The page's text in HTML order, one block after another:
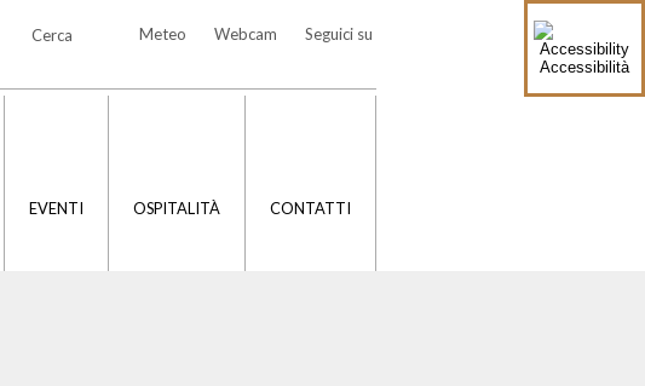
Accessibilità
Seguici su
Webcam
Meteo
Cerca
EVENTI OSPITALITÀ CONTATTI